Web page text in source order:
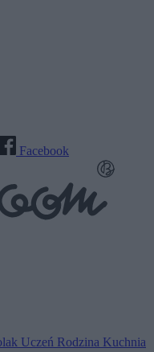
Facebook
Uczeń Rodzina Kuchnia